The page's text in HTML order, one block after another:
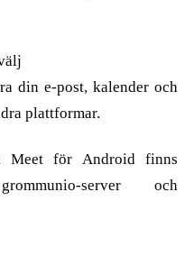
din e-post, kalender och
plattformar.
Meet för Android finns
server och